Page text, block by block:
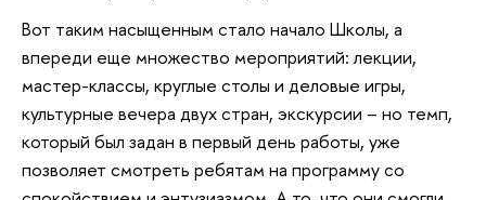
Вот таким насыщенным стало начало Школы, а
впереди еще множество мероприятий: лекции,
мастер-классы, круглые столы и деловые игры,
культурные вечера двух стран, экскурсии – но темп,
который был задан в первый день работы, уже
позволяет смотреть ребятам на программу со